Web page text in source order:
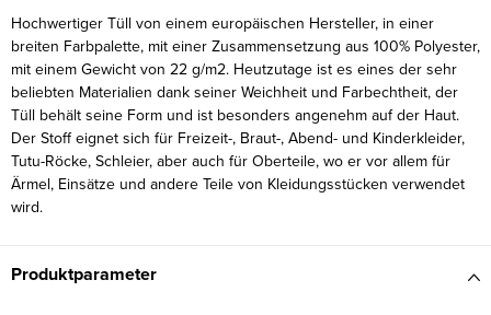
Hochwertiger Tüll von einem europäischen Hersteller, in einer
breiten Farbpalette, mit einer Zusammensetzung aus 100% Polyester,
mit einem Gewicht von 22 g/m2. Heutzutage ist es eines der sehr
beliebten Materialien dank seiner Weichheit und Farbechtheit, der
Tüll behält seine Form und ist besonders angenehm auf der Haut.
Der Stoff eignet sich für Freizeit-, Braut-, Abend- und Kinderkleider,
Tutu-Röcke, Schleier, aber auch für Oberteile, wo er vor allem für
Ärmel, Einsätze und andere Teile von Kleidungsstücken verwendet
wird.
Produktparameter